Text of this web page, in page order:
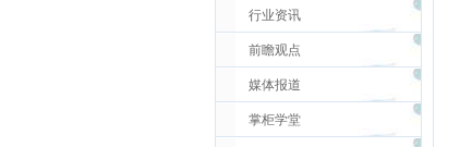
行业资讯
前瞻观点
媒体报道
掌柜学堂